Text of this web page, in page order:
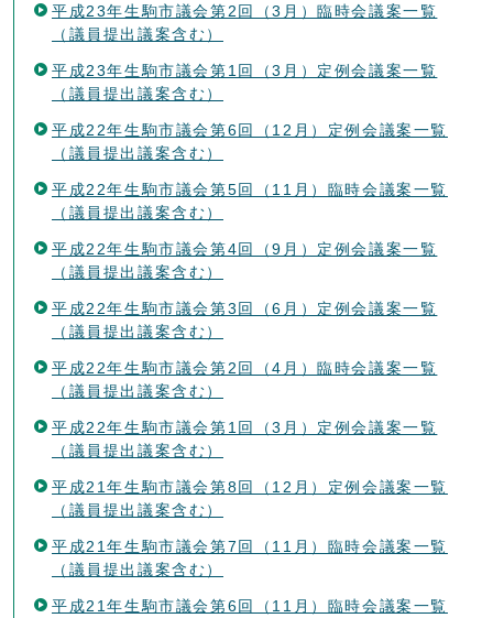
平成23年生駒市議会第2回（3月）臨時会議案一覧
（議員提出議案含む）
平成23年生駒市議会第1回（3月）定例会議案一覧
（議員提出議案含む）
平成22年生駒市議会第6回（12月）定例会議案一覧
（議員提出議案含む）
平成22年生駒市議会第5回（11月）臨時会議案一覧
（議員提出議案含む）
平成22年生駒市議会第4回（9月）定例会議案一覧
（議員提出議案含む）
平成22年生駒市議会第3回（6月）定例会議案一覧
（議員提出議案含む）
平成22年生駒市議会第2回（4月）臨時会議案一覧
（議員提出議案含む）
平成22年生駒市議会第1回（3月）定例会議案一覧
（議員提出議案含む）
平成21年生駒市議会第8回（12月）定例会議案一覧
（議員提出議案含む）
平成21年生駒市議会第7回（11月）臨時会議案一覧
（議員提出議案含む）
平成21年生駒市議会第6回（11月）臨時会議案一覧